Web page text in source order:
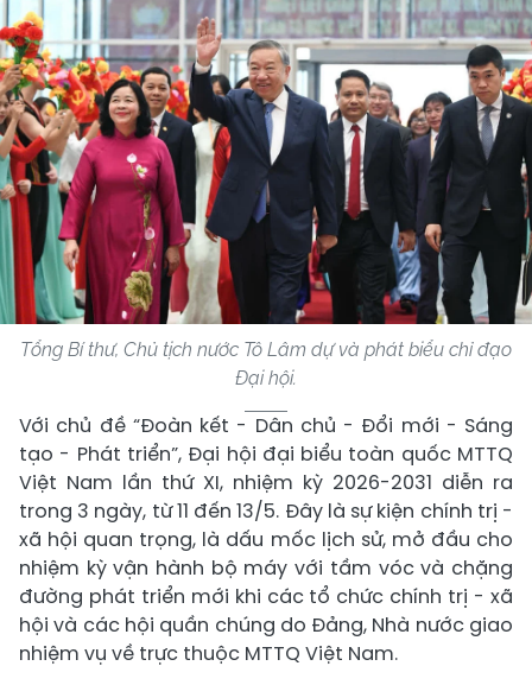
Tổng Bí thư, Chủ tịch nước Tô Lâm dự và phát biểu chỉ đạo
Đại hội.
Với chủ đề “Đoàn kết - Dân chủ - Đổi mới - Sáng
tạo - Phát triển”, Đại hội đại biểu toàn quốc MTTQ
Việt Nam lần thứ XI, nhiệm kỳ 2026-2031 diễn ra
trong 3 ngày, từ 11 đến 13/5. Đây là sự kiện chính trị -
xã hội quan trọng, là dấu mốc lịch sử, mở đầu cho
nhiệm kỳ vận hành bộ máy với tầm vóc và chặng
đường phát triển mới khi các tổ chức chính trị - xã
hội và các hội quần chúng do Đảng, Nhà nước giao
nhiệm vụ về trực thuộc MTTQ Việt Nam.